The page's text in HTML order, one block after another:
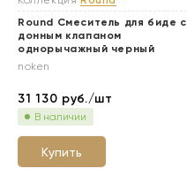
Round Смеситель для биде с
донным клапаном
однорычажный черный
noken
31 130 руб./шт
В наличии
Купить